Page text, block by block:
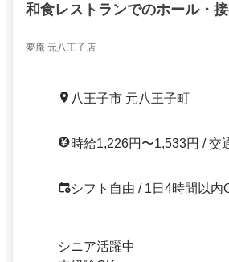
和食レストランでのホール・
夢庵 元八王子店
八王子市 元八王子町
時給1,226円〜1,533円 / 交
シフト自由 / 1日4時間以内
シニア活躍中